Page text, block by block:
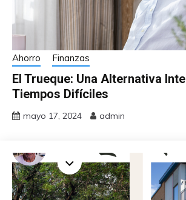
Ahorro Finanzas
El Trueque: Una Alternativa
Tiempos Difíciles
mayo 17, 2024 admin